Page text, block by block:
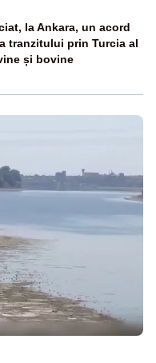
la Ankara, un acord
tranzitului prin Turcia al
și bovine